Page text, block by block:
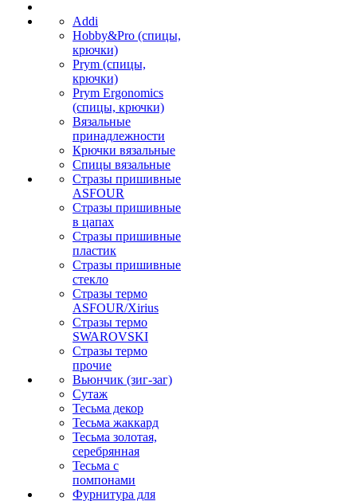
Addi
Hobby&Pro (спицы,
крючки)
Prym (спицы,
крючки)
Prym Ergonomics
(спицы, крючки)
Вязальные
принадлежности
Крючки вязальные
Спицы вязальные
Стразы пришивные
ASFOUR
Стразы пришивные
в цапах
Стразы пришивные
пластик
Стразы пришивные
стекло
Стразы термо
ASFOUR/Xirius
Стразы термо
SWAROVSKI
Стразы термо
прочие
Вьюнчик (зиг-заг)
Сутаж
Тесьма декор
Тесьма жаккард
Тесьма золотая,
серебрянная
Тесьма с
помпонами
Фурнитура для